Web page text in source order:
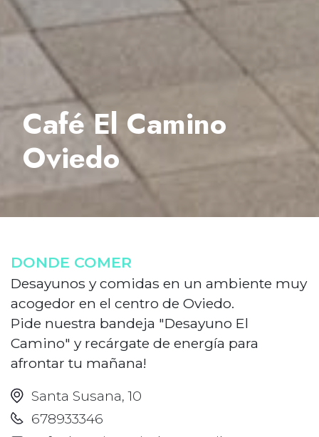
Café El Camino
Oviedo
DONDE COMER
Desayunos y comidas en un ambiente muy
acogedor en el centro de Oviedo.
Pide nuestra bandeja "Desayuno El
Camino" y recárgate de energía para
afrontar tu mañana!
Santa Susana, 10
678933346